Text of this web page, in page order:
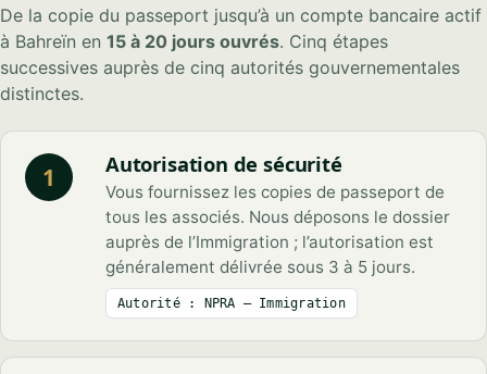
De la copie du passeport jusqu’à un compte bancaire actif
à Bahreïn en 15 à 20 jours ouvrés. Cinq étapes
successives auprès de cinq autorités gouvernementales
distinctes.
1 Autorisation de sécurité
Vous fournissez les copies de passeport de
tous les associés. Nous déposons le dossier
auprès de l’Immigration ; l’autorisation est
généralement délivrée sous 3 à 5 jours.
Autorité : NPRA — Immigration